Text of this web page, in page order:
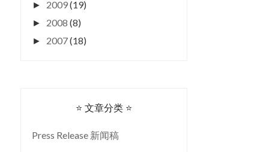
► 2009(19)
► 2008 (8)
► 2007(18)
⭐ 文章分类 ⭐
Press Release 新闻稿